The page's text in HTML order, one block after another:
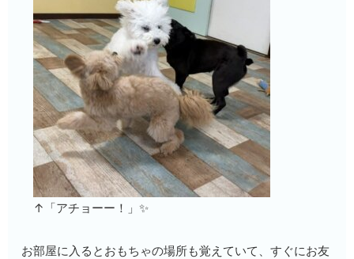
↑「アチョーー！」✨
お部屋に入るとおもちゃの場所も覚えていて、すぐにお友